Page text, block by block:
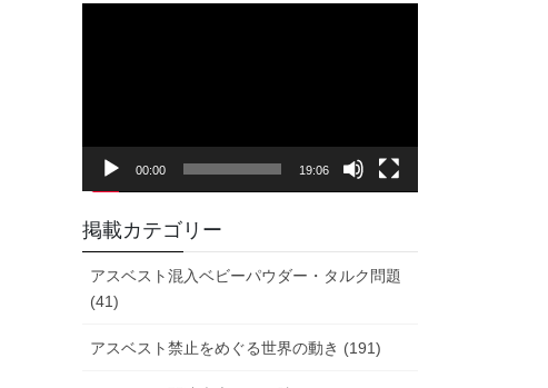
ヤ
00:00 19:06
掲載カテゴリー
アスベスト混入ベビーパウダー・タルク問題
(41)
アスベスト禁止をめぐる世界の動き (191)